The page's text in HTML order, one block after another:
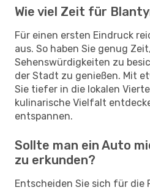
Wie viel Zeit für
Für einen ersten Eindruck
aus. So haben Sie genug
Sehenswürdigkeiten zu
der Stadt zu genießen. Mit
Sie tiefer in die lokalen
kulinarische Vielfalt
entspannen.
Sollte man ein Auto
zu erkunden?
Entscheiden Sie sich für die